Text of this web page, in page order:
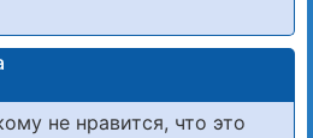
не нравится, что это